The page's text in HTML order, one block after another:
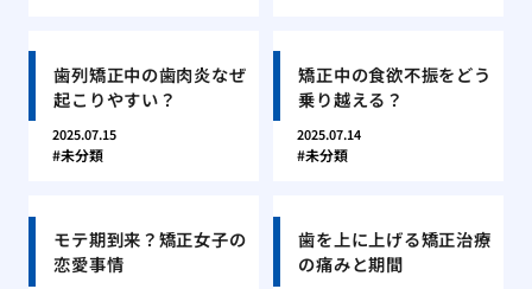
歯列矯正中の歯肉炎なぜ
起こりやすい？
2025.07.15
未分類
矯正中の食欲不振をどう
乗り越える？
2025.07.14
未分類
モテ期到来？矯正女子の
恋愛事情
歯を上に上げる矯正治療
の痛みと期間